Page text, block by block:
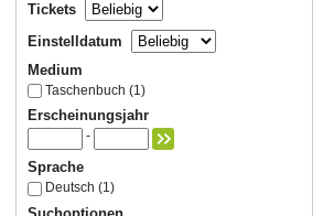
Tickets
Einstelldatum
Medium
Taschenbuch (1)
Erscheinungsjahr
-
Sprache
Deutsch (1)